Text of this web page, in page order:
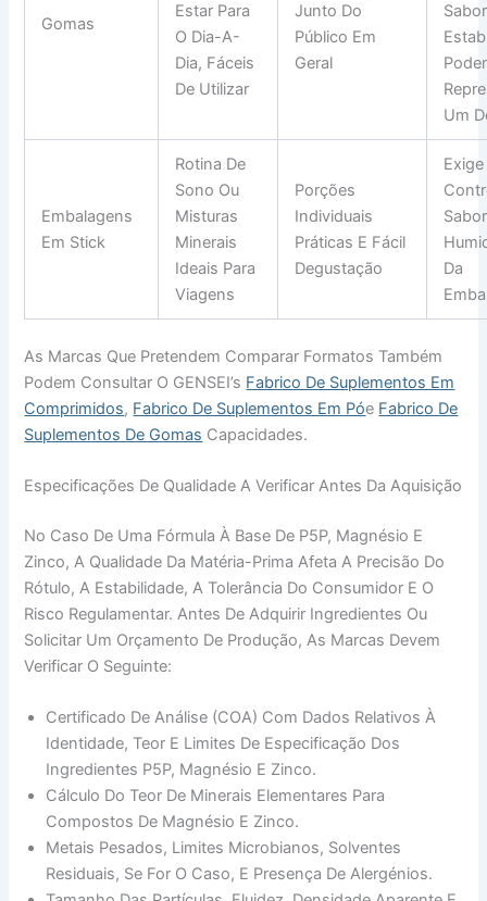
Gomas
Estar Para
O Dia-A-
Dia, Fáceis
De Utilizar
Junto Do
Público Em
Geral
Um
Embalagens
Em Stick
Rotina De
Sono Ou
Misturas
Minerais
Ideais Para
Viagens
Porções
Individuais
Práticas E Fácil
Degustação
Exige
Da
As Marcas Que Pretendem Comparar Formatos Também
Podem Consultar O GENSEI’s Fabrico De Suplementos Em
Comprimidos, Fabrico De Suplementos Em PóE Fabrico De
Suplementos De Gomas Capacidades.
Especificações De Qualidade A Verificar Antes Da Aquisição
No Caso De Uma Fórmula À Base De P5P, Magnésio E
Zinco, A Qualidade Da Matéria-Prima Afeta A Precisão Do
Rótulo, A Estabilidade, A Tolerância Do Consumidor E O
Risco Regulamentar. Antes De Adquirir Ingredientes Ou
Solicitar Um Orçamento De Produção, As Marcas Devem
Verificar O Seguinte:
Certificado De Análise (COA) Com Dados Relativos À
Identidade, Teor E Limites De Especificação Dos
Ingredientes P5P, Magnésio E Zinco.
Cálculo Do Teor De Minerais Elementares Para
Compostos De Magnésio E Zinco.
Metais Pesados, Limites Microbianos, Solventes
Residuais, Se For O Caso, E Presença De Alergénios.